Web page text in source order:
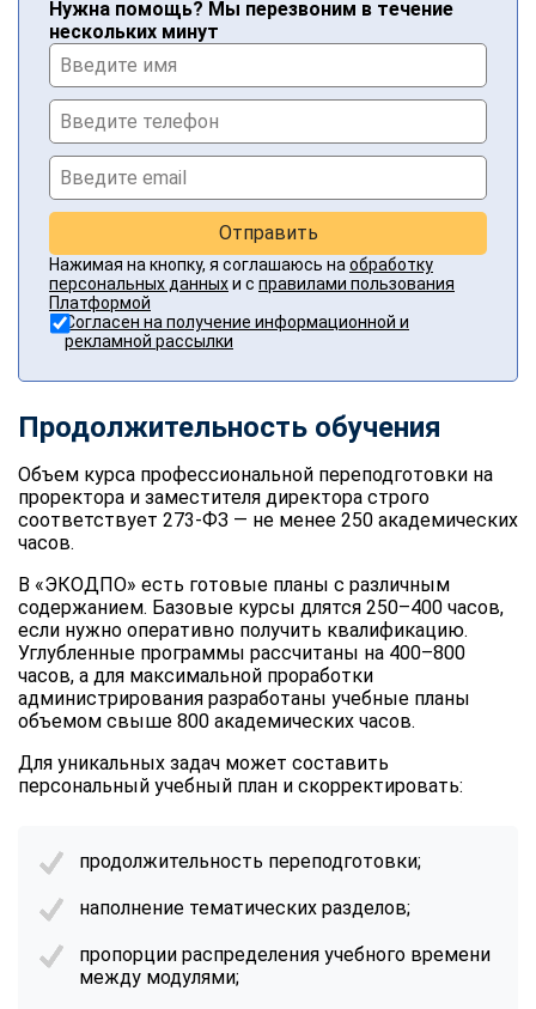
Нужна помощь? Мы перезвоним в течение
нескольких минут
Отправить
Нажимая на кнопку, я соглашаюсь на обработку
персональных данныхи с правилами пользования
Платформой
Согласен на получение информационной и
рекламной рассылки
Продолжительность обучения
Объем курса профессиональной переподготовки на
проректора и заместителя директора строго
соответствует 273-ФЗ — не менее 250 академических
часов.
В «ЭКОДПО» есть готовые планы с различным
содержанием. Базовые курсы длятся 250–400 часов,
если нужно оперативно получить квалификацию.
Углубленные программы рассчитаны на 400–800
часов, а для максимальной проработки
администрирования разработаны учебные планы
объемом свыше 800 академических часов.
Для уникальных задач может составить
персональный учебный план и скорректировать:
продолжительность переподготовки;
наполнение тематических разделов;
пропорции распределения учебного времени
между модулями;